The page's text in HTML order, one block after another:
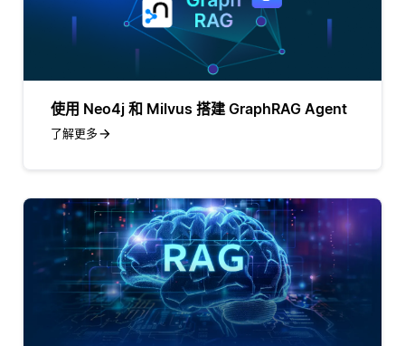
使用 Neo4j 和 Milvus 搭建 GraphRAG Agent
了解更多